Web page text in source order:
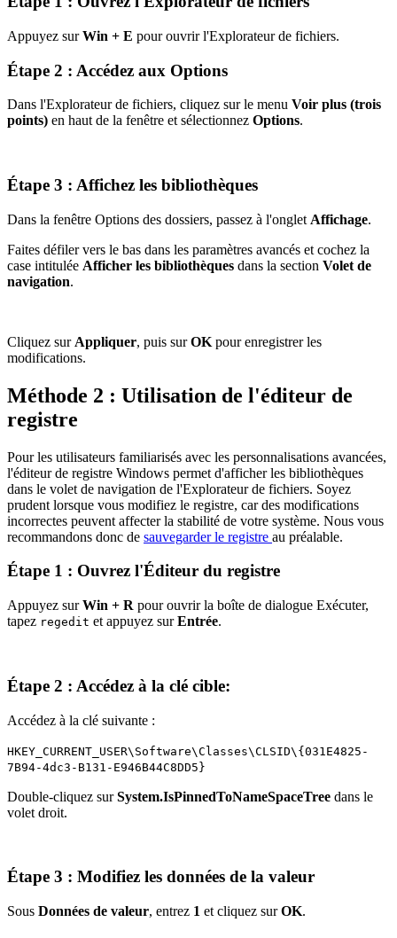
Appuyez surWin + E pour ouvrir l'Explorateur de fichiers.
Étape 2 : Accédez aux Options
Dans l'Explorateur de fichiers, cliquez sur le menu Voir plus (trois
points) en haut de la fenêtre et sélectionnez Options.
Étape 3 : Affichez les bibliothèques
Dans la fenêtre Options des dossiers, passez à l'onglet Affichage.
Faites défiler vers le bas dans les paramètres avancés et cochez la
case intitulée Afficher les bibliothèques dans la section Volet de
navigation.
Cliquez sur Appliquer, puis surOK pour enregistrer les
modifications.
Méthode 2 : Utilisation de l'éditeur de
registre
Pour les utilisateurs familiarisés avec les personnalisations avancées,
l'éditeur de registre Windows permet d'afficher les bibliothèques
dans le volet de navigation de l'Explorateur de fichiers. Soyez
prudent lorsque vous modifiez le registre, car des modifications
incorrectes peuvent affecter la stabilité de votre système. Nous vous
recommandons donc de sauvegarder le registre au préalable.
Étape 1 : Ouvrez l'Éditeur du registre
Appuyez surWin + R pour ouvrir la boîte de dialogue Exécuter,
tapez regedit et appuyez surEntrée.
Étape 2 : Accédez à la clé cible:
Accédez à la clé suivante :
HKEY_CURRENT_USER\Software\Classes\CLSID\{031E4825-
7B94-4dc3-B131-E946B44C8DD5}
Double-cliquez surSystem.IsPinnedToNameSpaceTree dans le
volet droit.
Étape 3 : Modifiez les données de la valeur
Sous Données de valeur, entrez 1 et cliquez surOK.